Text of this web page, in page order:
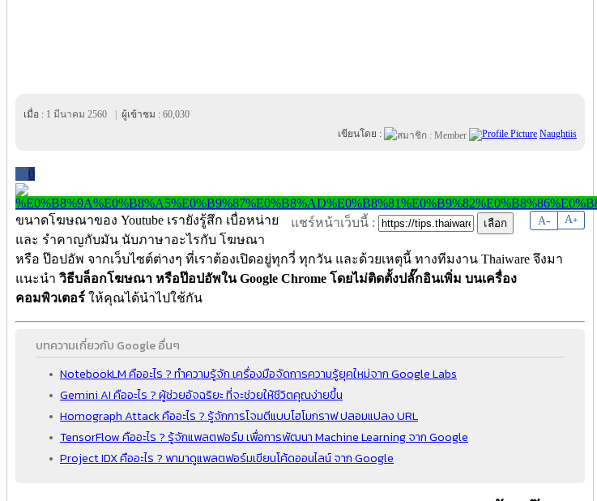
เมื่อ : 1 มีนาคม 2560 ผู้เข้าชม : 60,030
เขียนโดย :
Naughtiis
0
A- A+
แชร์หน้าเว็บนี้ :
ขนาดโฆษณาของ Youtube เรายังรู้สึก เบื่อหน่าย
และ รำคาญกับมัน นับภาษาอะไรกับ โฆษณา
หรือ ป๊อปอัพ จากเว็บไซต์ต่างๆ ที่เราต้องเปิดอยู่ทุกวี่ ทุกวัน และด้วยเหตุนี้ ทางทีมงาน Thaiware จึงมา
แนะนำ วิธีบล็อกโฆษณา หรือป๊อปอัพใน Google Chrome โดยไม่ติดตั้งปลั๊กอินเพิ่ม บนเครื่อง
คอมพิวเตอร์ ให้คุณได้นำไปใช้กัน
บทความเกี่ยวกับ Google อื่นๆ
NotebookLM คืออะไร ? ทำความรู้จัก เครื่องมือจัดการความรู้ยุคใหม่จาก Google Labs
Gemini AI คืออะไร ? ผู้ช่วยอัจฉริยะ ที่จะช่วยให้ชีวิตคุณง่ายขึ้น
Homograph Attack คืออะไร ? รู้จักการโจมตีแบบโฮโมกราฟ ปลอมแปลง URL
TensorFlow คืออะไร ? รู้จักแพลตฟอร์ม เพื่อการพัฒนา Machine Learning จาก Google
Project IDX คืออะไร ? พามาดูแพลตฟอร์มเขียนโค้ดออนไลน์ จาก Google